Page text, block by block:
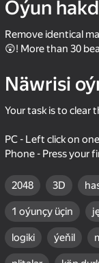
56
Kiss Me: Spin
42
Oýun
Remove identical
😲! More than 30
Näwrisi
Your task is to clear
PC - Left click on
Phone - Press your
2048 3D
1 oýunçy üçin
logiki ýeňil